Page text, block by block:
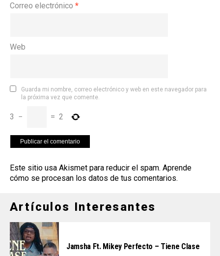
Correo electrónico *
Web
Guarda mi nombre, correo electrónico y web en este navegador para
la próxima vez que comente.
3 − = 2
Este sitio usa Akismet para reducir el spam. Aprende
cómo se procesan los datos de tus comentarios.
Artículos Interesantes
Jamsha Ft. Mikey Perfecto – Tiene Clase